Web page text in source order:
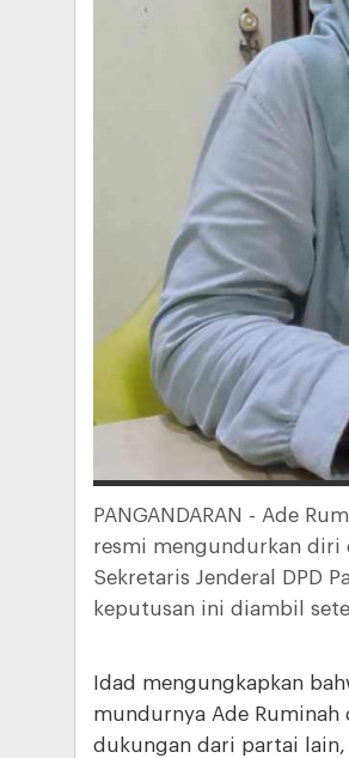
PANGANDARAN - Ade
resmi mengundurkan diri
Sekretaris Jenderal DPD
keputusan ini diambil
Idad mengungkapkan
mundurnya Ade
dukungan dari partai